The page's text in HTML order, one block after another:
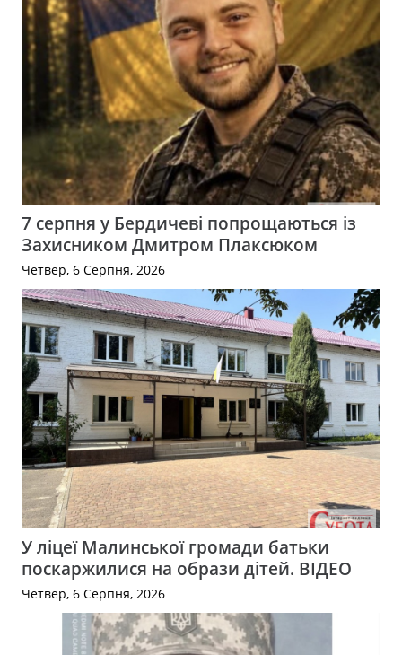
7 серпня у Бердичеві попрощаються із
Захисником Дмитром Плаксюком
Четвер, 6 Серпня, 2026
У ліцеї Малинської громади батьки
поскаржилися на образи дітей. ВІДЕО
Четвер, 6 Серпня, 2026